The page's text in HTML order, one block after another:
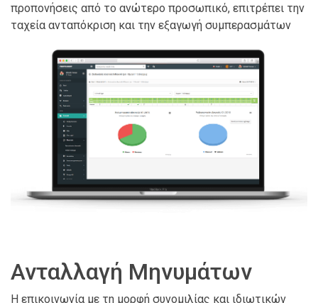
προπονήσεις από το ανώτερο προσωπικό, επιτρέπει την
ταχεία ανταπόκριση και την εξαγωγή συμπερασμάτων
Ανταλλαγή Μηνυμάτων
Η επικοινωνία με τη μορφή συνομιλίας και ιδιωτικών